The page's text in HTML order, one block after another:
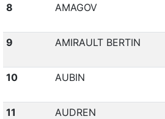
8 AMAGOV
9 AMIRAULT BERTIN
10 AUBIN
11 AUDREN